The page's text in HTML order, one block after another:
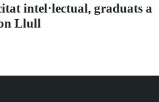
intel·lectual, graduats a
Llull